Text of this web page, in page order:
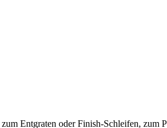
Entgraten oder Finish-Schleifen, zum